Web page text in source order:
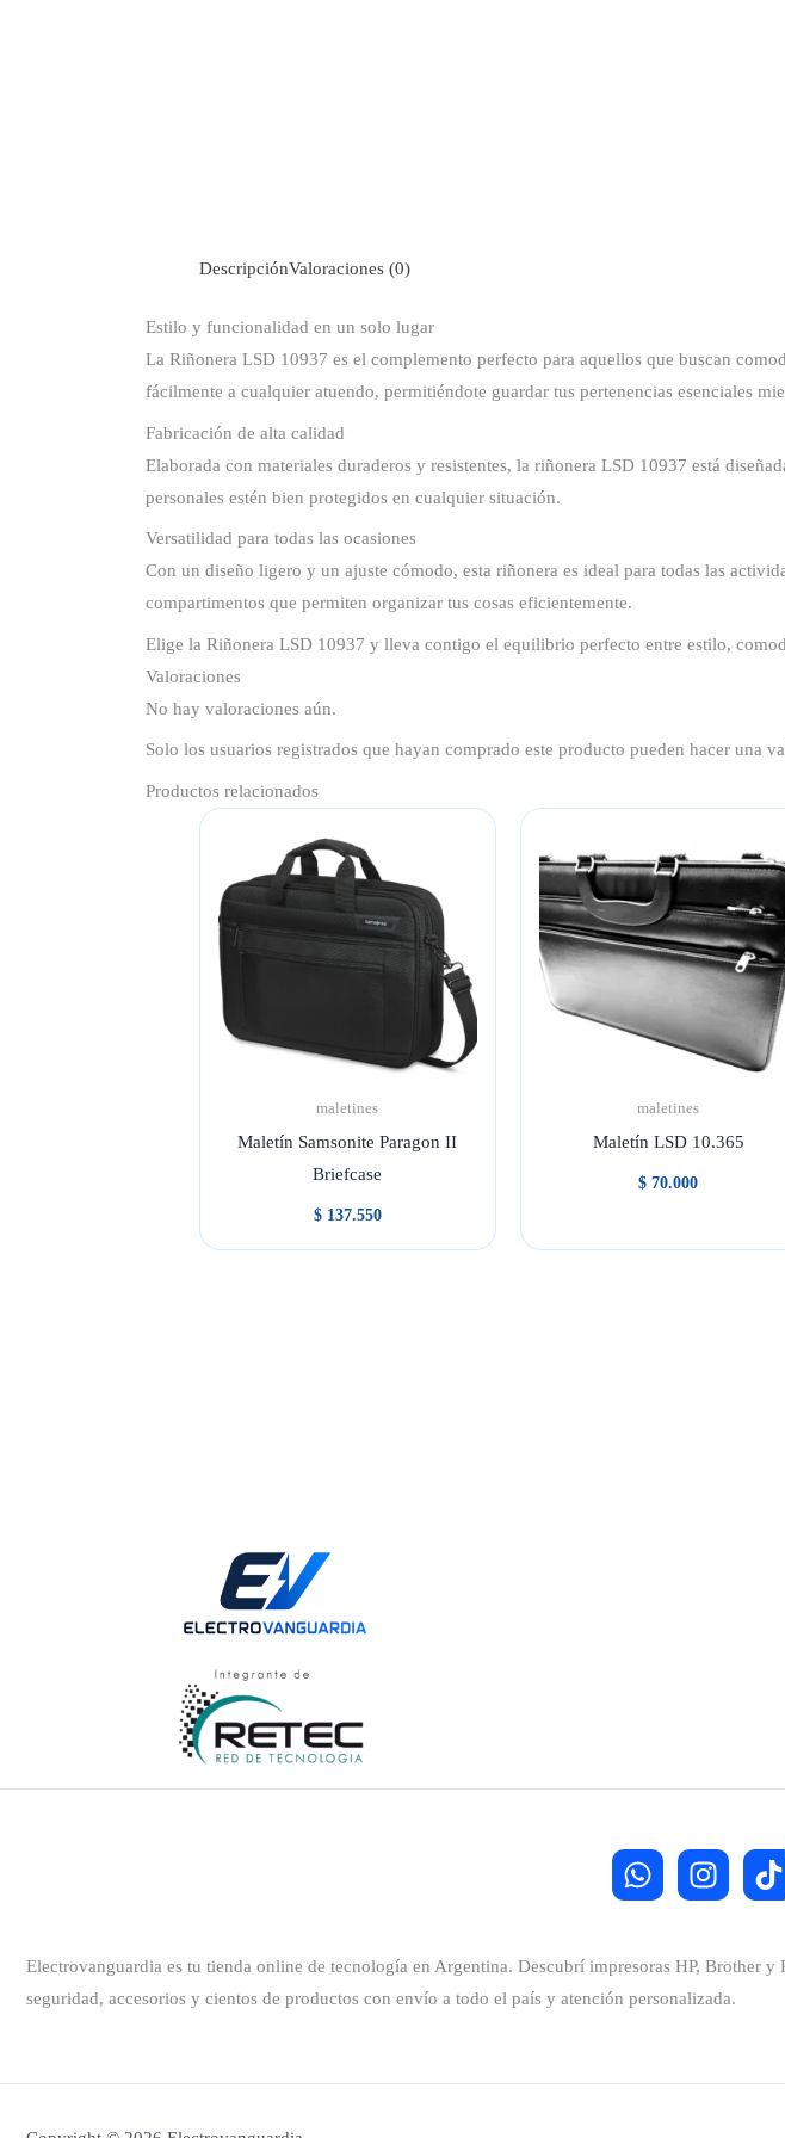
DescripciónValoraciones (0)
Estilo y funcionalidad en un solo lugar
La Riñonera LSD 10937 es el complemento perfecto para aquellos que buscan
fácilmente a cualquier atuendo, permitiéndote guardar tus pertenencias esenciales
Fabricación de alta calidad
Elaborada con materiales duraderos y resistentes, la riñonera LSD 10937 está
personales estén bien protegidos en cualquier situación.
Versatilidad para todas las ocasiones
Con un diseño ligero y un ajuste cómodo, esta riñonera es ideal para todas las
compartimentos que permiten organizar tus cosas eficientemente.
Elige la Riñonera LSD 10937 y lleva contigo el equilibrio perfecto entre estilo,
Valoraciones
No hay valoraciones aún.
Solo los usuarios registrados que hayan comprado este producto pueden hacer una
Productos relacionados
maletines
Maletín Samsonite Paragon II
Briefcase
$137.550
maletines
Maletín LSD 10.365
$ 70.000
Electrovanguardia es tu tienda online de tecnología en Argentina. Descubrí impresoras HP, Brother
seguridad, accesorios y cientos de productos con envío a todo el país y atención personalizada.